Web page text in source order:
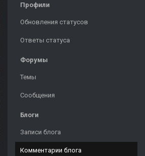
Профили
Обновления статусов
Ответы статуса
Форумы
Темы
Сообщения
Блоги
Записи блога
Комментарии блога